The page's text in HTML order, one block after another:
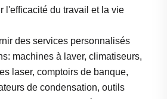
l'efficacité du travail et la vie
des services personnalisés
machines à laver, climatiseurs,
laser, comptoirs de banque,
de condensation, outils